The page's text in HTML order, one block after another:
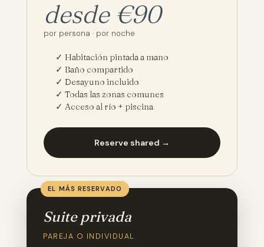
desde €90
por persona · por noche
✓ Habitación pintada a mano
✓ Baño compartido
✓ Desayuno incluido
✓ Todas las zonas comunes
✓ Acceso al río + piscina
Reserve shared →
EL MÁS RESERVADO
Suite privada
PAREJA O INDIVIDUAL